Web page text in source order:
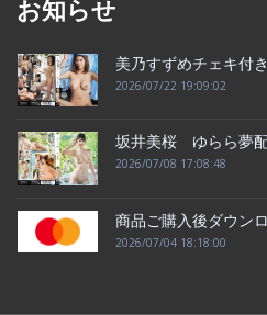
お知らせ
美乃すずめチェキ付
2026/07/22 19:09:02
坂井美桜 ゆらら夢
2026/07/08 17:08:48
商品ご購入後ダウン
2026/07/04 18:18:00